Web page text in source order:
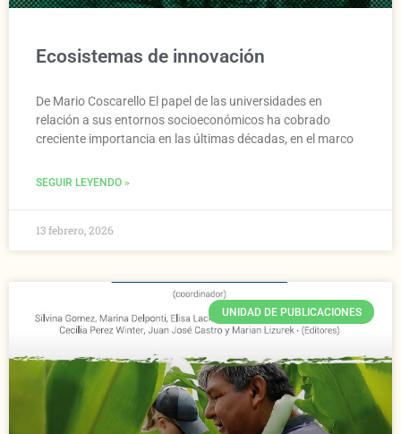
Ecosistemas de innovación
De Mario Coscarello El papel de las universidades en
relación a sus entornos socioeconómicos ha cobrado
creciente importancia en las últimas décadas, en el marco
SEGUIR LEYENDO »
13 febrero, 2026
UNIDAD DE PUBLICACIONES